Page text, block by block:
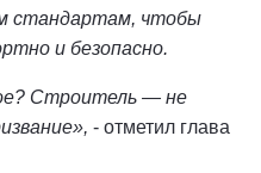
стандартам, чтобы
и безопасно.
Строитель — не
- отметил глава